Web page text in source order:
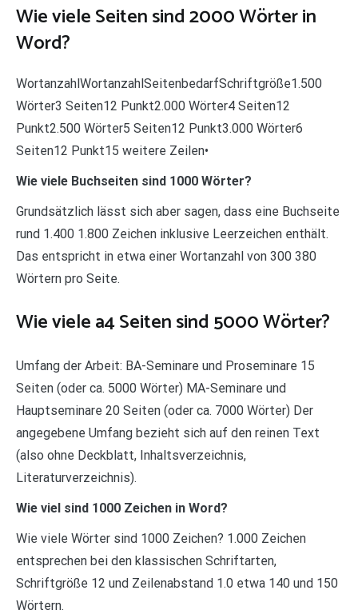
Wie viele Seiten sind 2000 Wörter in
Word?
WortanzahlWortanzahlSeitenbedarfSchriftgröße1.500
Wörter3 Seiten12 Punkt2.000 Wörter4 Seiten12
Punkt2.500 Wörter5 Seiten12 Punkt3.000 Wörter6
Seiten12 Punkt15 weitere Zeilen•
Wie viele Buchseiten sind 1000 Wörter?
Grundsätzlich lässt sich aber sagen, dass eine Buchseite
rund 1.400 1.800 Zeichen inklusive Leerzeichen enthält.
Das entspricht in etwa einer Wortanzahl von 300 380
Wörtern pro Seite.
Wie viele a4 Seiten sind 5000 Wörter?
Umfang der Arbeit: BA-Seminare und Proseminare 15
Seiten (oder ca. 5000 Wörter) MA-Seminare und
Hauptseminare 20 Seiten (oder ca. 7000 Wörter) Der
angegebene Umfang bezieht sich auf den reinen Text
(also ohne Deckblatt, Inhaltsverzeichnis,
Literaturverzeichnis).
Wie viel sind 1000 Zeichen in Word?
Wie viele Wörter sind 1000 Zeichen? 1.000 Zeichen
entsprechen bei den klassischen Schriftarten,
Schriftgröße 12 und Zeilenabstand 1.0 etwa 140 und 150
Wörtern.